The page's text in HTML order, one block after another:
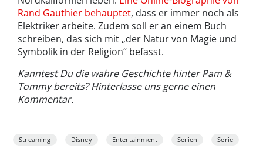
Rand Gauthier behauptet, dass er immer noch als
Elektriker arbeite. Zudem soll er an einem Buch
schreiben, das sich mit „der Natur von Magie und
Symbolik in der Religion“ befasst.
Kanntest Du die wahre Geschichte hinter Pam &
Tommy bereits? Hinterlasse uns gerne einen
Kommentar.
Streaming Disney Entertainment Serien Serie